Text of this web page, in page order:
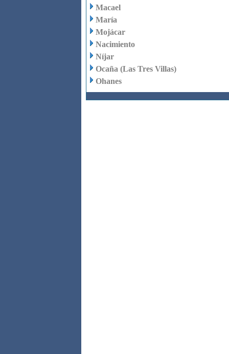
Macael
María
Mojácar
Nacimiento
Níjar
Ocaña (Las Tres Villas)
Ohanes